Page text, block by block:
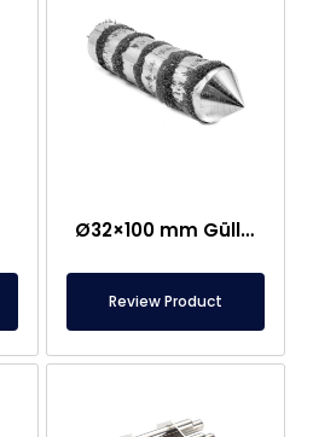
Ø32×100 mm Güllə Tipli Neodim Çubuq Maqnit
Review Product